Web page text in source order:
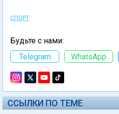
СПОРТ
Будьте с нами:
Telegram
WhatsApp
ССЫЛКИ ПО ТЕМЕ